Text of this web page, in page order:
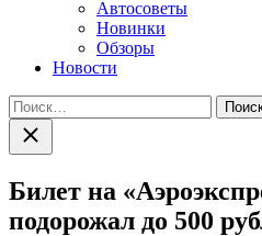
Автосоветы
Новинки
Обзоры
Новости
Найти:
Закрыть
поиск
Билет на
подорожал до 500